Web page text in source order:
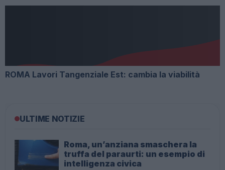
ROMA Lavori Tangenziale Est: cambia la viabilità
ULTIME NOTIZIE
Roma, un’anziana smaschera la
truffa del paraurti: un esempio di
intelligenza civica